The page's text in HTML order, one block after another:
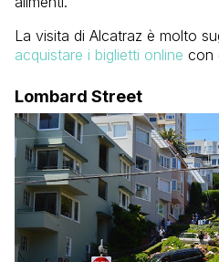
La visita di Alcatraz è molto
acquistare i biglietti online con
Lombard Street